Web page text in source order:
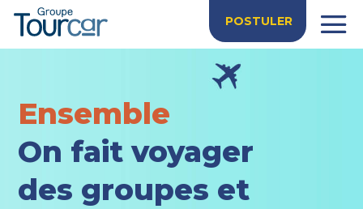
POSTULER
Ensemble
On fait voyager
des groupes et